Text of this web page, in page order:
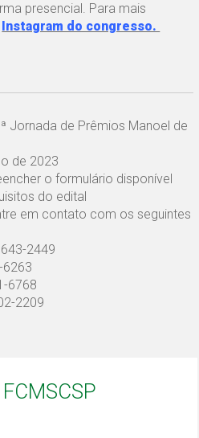
presencial. Para mais
Instagram do congresso.
Jornada de Prêmios Manoel de
de 2023
o formulário disponível
do edital
em contato com os seguintes
2449
6263
6768
2209